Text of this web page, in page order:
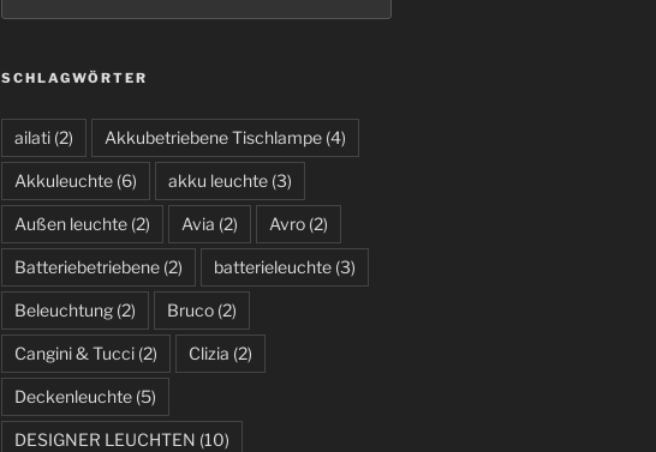
SCHLAGWÖRTER
ailati(2) Akkubetriebene Tischlampe(4)
Akkuleuchte(6) akku leuchte(3)
Außen leuchte(2) Avia (2) Avro(2)
Batteriebetriebene(2) batterieleuchte(3)
Beleuchtung(2) Bruco(2)
Cangini & Tucci(2) Clizia (2)
Deckenleuchte(5)
DESIGNER LEUCHTEN (10)